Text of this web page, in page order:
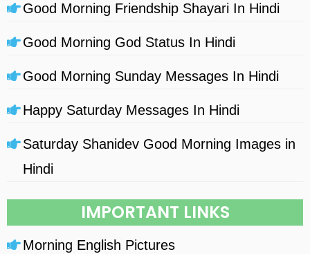
Good Morning Friendship Shayari In Hindi
Good Morning God Status In Hindi
Good Morning Sunday Messages In Hindi
Happy Saturday Messages In Hindi
Saturday Shanidev Good Morning Images in
Hindi
IMPORTANT LINKS
Morning English Pictures